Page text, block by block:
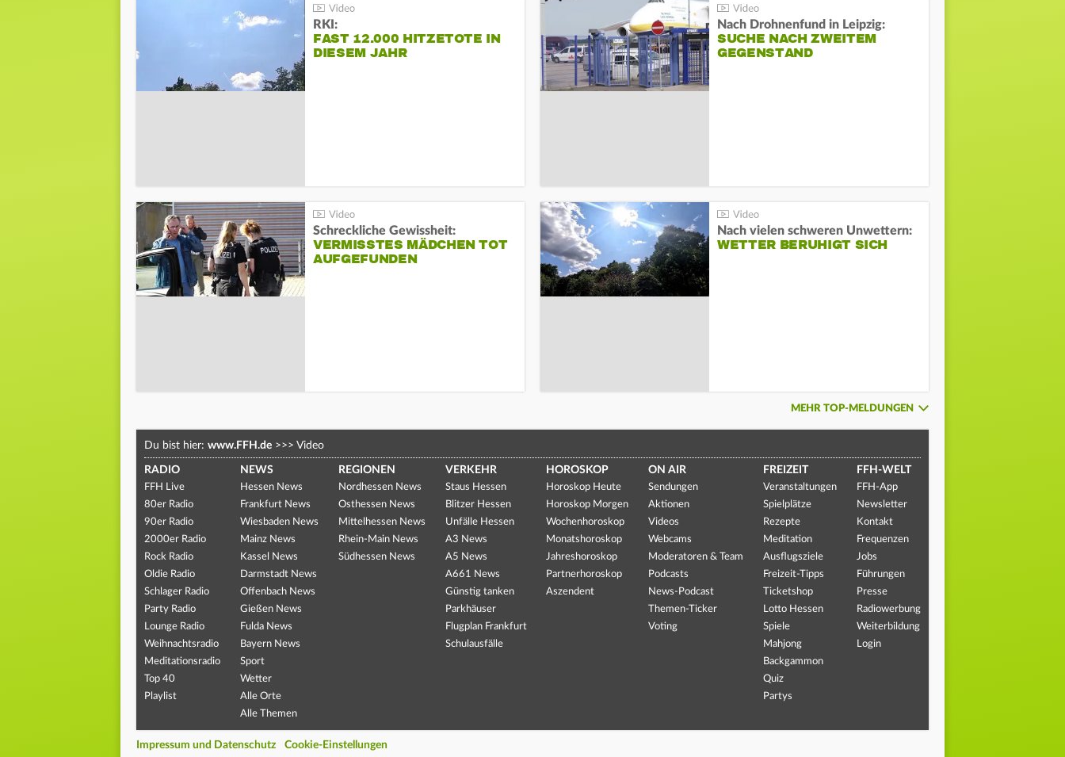
RKI:
FAST 12.000 HITZETOTE IN
DIESEM JAHR
Nach Drohnenfund in Leipzig:
SUCHE NACH ZWEITEM
GEGENSTAND
Schreckliche Gewissheit:
VERMISSTES MÄDCHEN TOT
AUFGEFUNDEN
Nach vielen schweren Unwettern:
WETTER BERUHIGT SICH
MEHR TOP-MELDUNGEN
Du bist hier: www.FFH.de >>> Video
RADIO
FFH Live
80er Radio
90er Radio
2000er Radio
Rock Radio
Oldie Radio
Schlager Radio
Party Radio
Lounge Radio
Weihnachtsradio
Meditationsradio
Top 40
Playlist
NEWS
Hessen News
Frankfurt News
Wiesbaden News
Mainz News
Kassel News
Darmstadt News
Offenbach News
Gießen News
Fulda News
Bayern News
Sport
Wetter
Alle Orte
Alle Themen
REGIONEN
Nordhessen News
Osthessen News
Mittelhessen News
Rhein-Main News
Südhessen News
VERKEHR
Staus Hessen
Blitzer Hessen
Unfälle Hessen
A3 News
A5 News
A661 News
Günstig tanken
Parkhäuser
Flugplan Frankfurt
Schulausfälle
HOROSKOP
Horoskop Heute
Horoskop Morgen
Wochenhoroskop
Monatshoroskop
Jahreshoroskop
Partnerhoroskop
Aszendent
ON AIR
Sendungen
Aktionen
Videos
Webcams
Moderatoren & Team
Podcasts
News-Podcast
Themen-Ticker
Voting
FREIZEIT
Veranstaltungen
Spielplätze
Rezepte
Meditation
Ausflugsziele
Freizeit-Tipps
Ticketshop
Lotto Hessen
Spiele
Mahjong
Backgammon
Quiz
Partys
FFH-WELT
FFH-App
Newsletter
Kontakt
Frequenzen
Jobs
Führungen
Presse
Radiowerbung
Weiterbildung
Login
Impressum und Datenschutz Cookie-Einstellungen